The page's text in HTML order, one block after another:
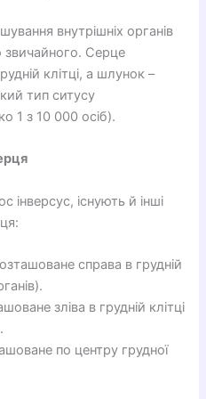
внутрішніх органів
Серце
клітці, а шлунок –
тип ситусу
1 з 10 000 осіб).
інверсус, існують й інші
справа в грудній
зліва в грудній клітці
по центру грудної